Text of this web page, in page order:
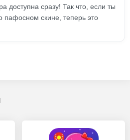
доступна сразу! Так что, если ты
пафосном скине, теперь это